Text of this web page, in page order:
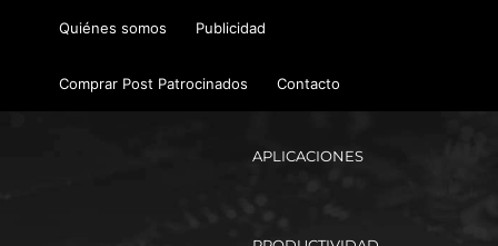
Quiénes somos Publicidad
Comprar Post Patrocinados Contacto
APLICACIONES